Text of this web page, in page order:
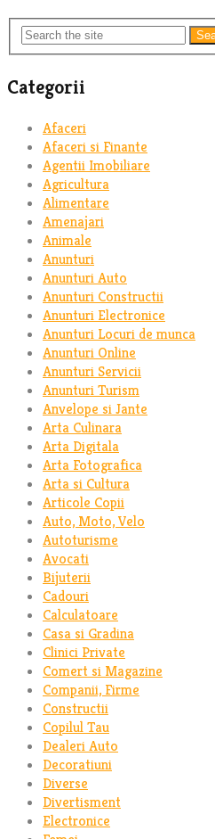
Categorii
Afaceri
Afaceri si Finante
Agentii Imobiliare
Agricultura
Alimentare
Amenajari
Animale
Anunturi
Anunturi Auto
Anunturi Constructii
Anunturi Electronice
Anunturi Locuri de munca
Anunturi Online
Anunturi Servicii
Anunturi Turism
Anvelope si Jante
Arta Culinara
Arta Digitala
Arta Fotografica
Arta si Cultura
Articole Copii
Auto, Moto, Velo
Autoturisme
Avocati
Bijuterii
Cadouri
Calculatoare
Casa si Gradina
Clinici Private
Comert si Magazine
Companii, Firme
Constructii
Copilul Tau
Dealeri Auto
Decoratiuni
Diverse
Divertisment
Electronice